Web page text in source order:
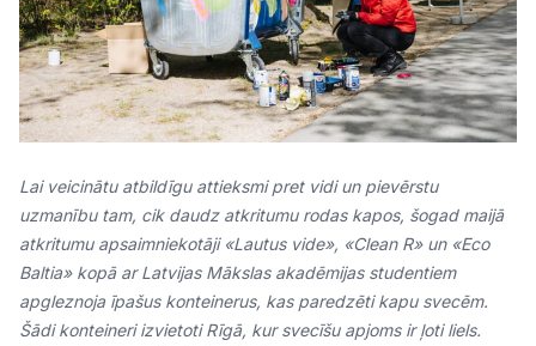
Lai veicinātu atbildīgu attieksmi pret vidi un pievērstu
uzmanību tam, cik daudz atkritumu rodas kapos, šogad maijā
atkritumu apsaimniekotāji «Lautus vide», «Clean R» un «Eco
Baltia» kopā ar Latvijas Mākslas akadēmijas studentiem
apgleznoja īpašus konteinerus, kas paredzēti kapu svecēm.
Šādi konteineri izvietoti Rīgā, kur svecīšu apjoms ir ļoti liels.